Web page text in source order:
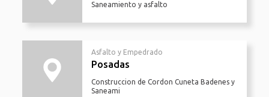
Saneamiento y asfalto
Asfalto y Empedrado
Posadas
Construccion de Cordon Cuneta Badenes y
Saneami